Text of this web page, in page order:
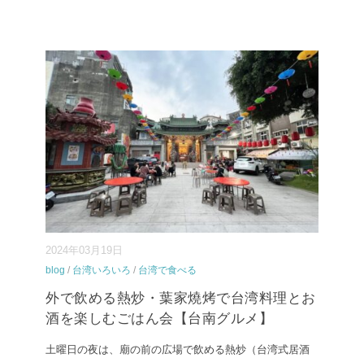
2024年03月19日
blog / 台湾いろいろ / 台湾で食べる
外で飲める熱炒・葉家燒烤で台湾料理とお
酒を楽しむごはん会【台南グルメ】
土曜日の夜は、廟の前の広場で飲める熱炒（台湾式居酒